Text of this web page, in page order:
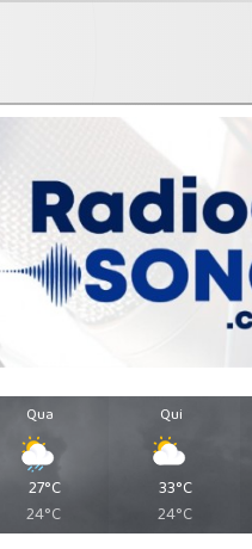
Qua
27°C
24°C
Qui
33°C
24°C